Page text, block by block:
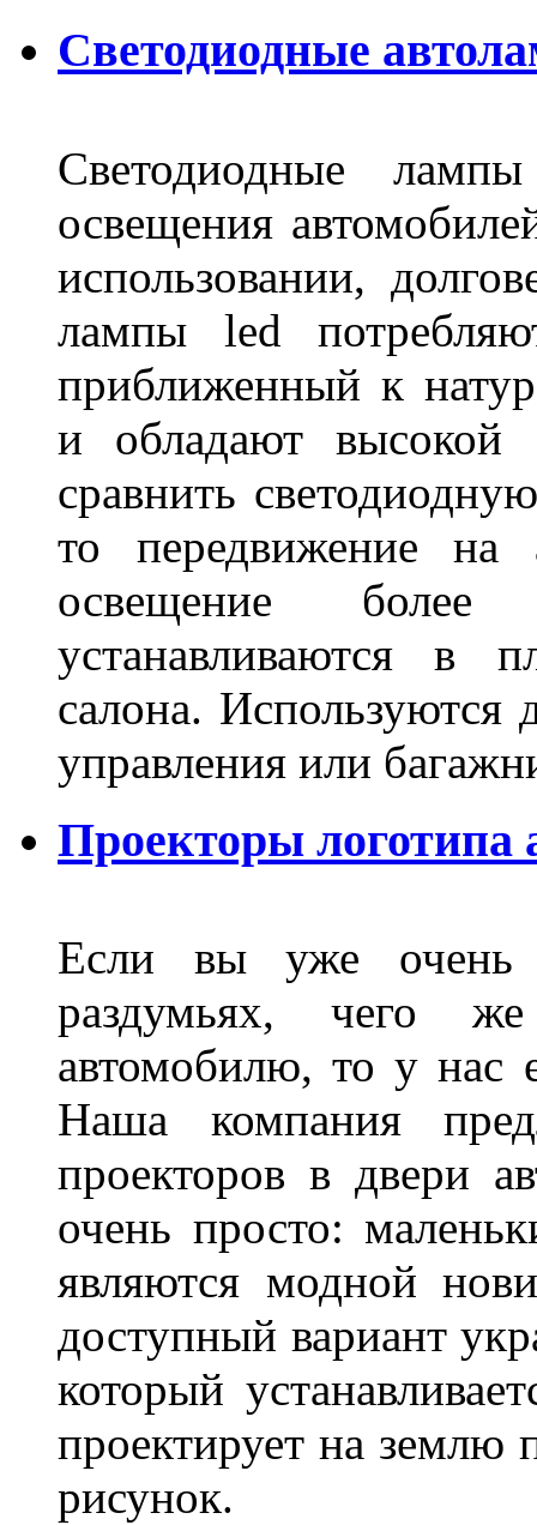
Светодиодные
Светодиодные
освещения
использовании,
лампы led
приближенный к
и обладают высокой
сравнить
то передвижение
освещение
устанавливаются в
салона. Используются
управления или
Проекторы логотипа
Если вы уже очень
раздумьях, чего
автомобилю, то у нас
Наша компания
проекторов в двери
очень просто:
являются модной
доступный вариант
который
проектирует на землю
рисунок.